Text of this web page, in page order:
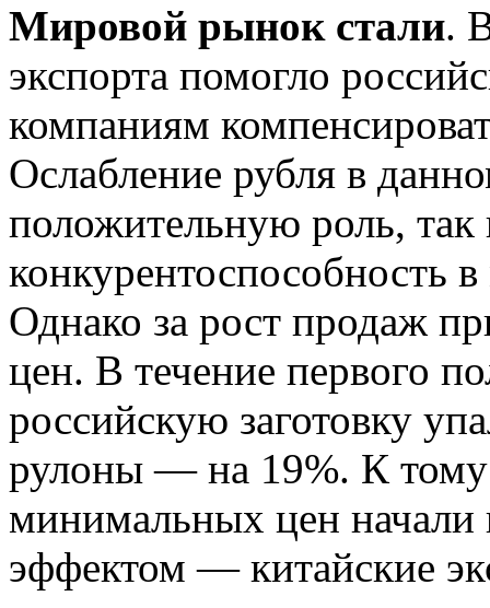
Мировой рынок стали.
экспорта помогло
компаниям
Ослабление рубля в
положительную роль,
конкурентоспособность
Однако за рост продаж
цен. В течение первого
российскую заготовку
рулоны — на 19%. К
минимальных цен
эффектом — китайские